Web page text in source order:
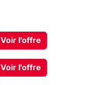
Voir l'offre
Voir l'offre